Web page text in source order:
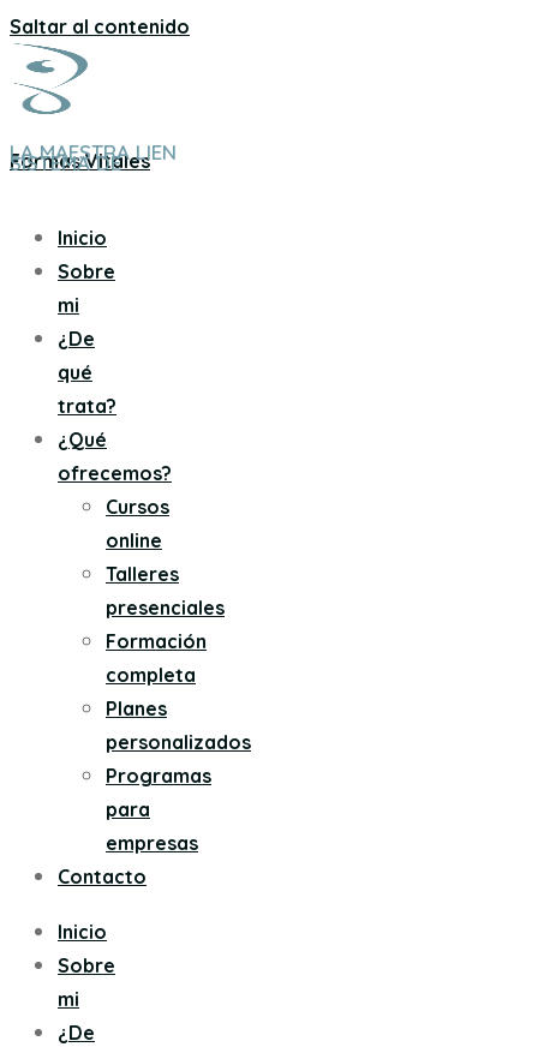
Saltar al contenido
Formas Vitales
SISTEMA DE
LA MAESTRA LIEN
Inicio
Sobre
mi
¿De
qué
trata?
¿Qué
ofrecemos?
Cursos
online
Talleres
presenciales
Formación
completa
Planes
personalizados
Programas
para
empresas
Contacto
Inicio
Sobre
mi
¿De